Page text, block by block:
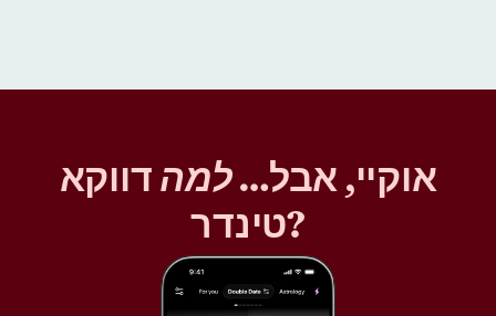
אוקיי, אבל…למהדווקא
טינדר?